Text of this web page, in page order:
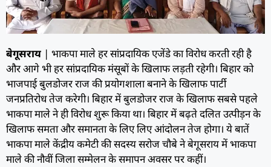
बेगूसराय | भाकपा माले हर सांप्रदायिक एजेंडे का विरोध करती रही है
और आगे भी हर सांप्रदायिक मंसूबों के खिलाफ लड़ती रहेगी। बिहार को
भाजपाई बुलडोजर राज की प्रयोगशाला बनाने के खिलाफ पार्टी
जनप्रतिरोध तेज करेगी। बिहार में बुलडोजर राज के खिलाफ सबसे पहले
भाकपा माले ने ही विरोध शुरू किया था। बिहार में बढ़ते दलित उत्पीड़न के
खिलाफ समता और समानता के लिए लिए आंदोलन तेज होगा। ये बातें
भाकपा माले केंद्रीय कमेटी की सदस्य सरोज चौबे ने बेगूसराय में भाकपा
माले की नौवीं जिला सम्मेलन के समापन अवसर पर कहीं।